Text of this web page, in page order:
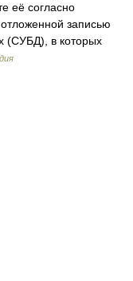
её согласно
записью
(СУБД), в которых